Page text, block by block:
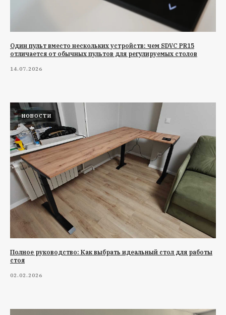
Один пульт вместо нескольких устройств: чем SDVC PR15
отличается от обычных пультов для регулируемых столов
14.07.2026
НОВОСТИ
Полное руководство: Как выбрать идеальный стол для работы
стоя
02.02.2026